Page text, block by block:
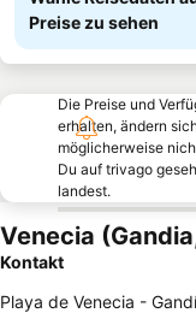
Preise zu sehen
Die Preise und
erhalten, ändern
möglicherweise
Du auf trivago
landest.
Venecia
Kontakt
Playa de Venecia -